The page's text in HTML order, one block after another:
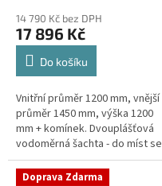
14 790 Kč bez DPH
17 896 Kč
Do košíku
Vnitřní průměr 1200 mm, vnější
průměr 1450 mm, výška 1200
mm + komínek. Dvouplášťová
vodoměrná šachta - do míst se
spodní vodou, pojízdná i pod
parkovací stáníStandardní...
Doprava Zdarma